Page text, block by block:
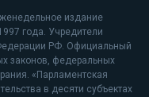
издание
года. Учредители
РФ. Официальный
законов, федеральных
«Парламентская
в десяти субъектах